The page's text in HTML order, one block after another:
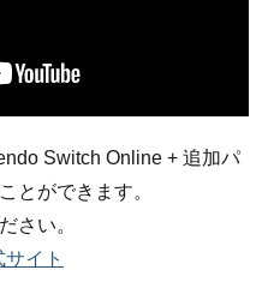
Switch Online + 追加パ
とができます。
さい。
イト